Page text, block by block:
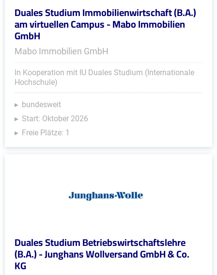
Duales Studium Immobilienwirtschaft (B.A.)
am virtuellen Campus - Mabo Immobilien
GmbH
Mabo Immobilien GmbH
In Kooperation mit IU Duales Studium (Internationale
Hochschule)
bundesweit
Start: Oktober 2026
Freie Plätze: 1
Duales Studium Betriebswirtschaftslehre
(B.A.) - Junghans Wollversand GmbH & Co.
KG